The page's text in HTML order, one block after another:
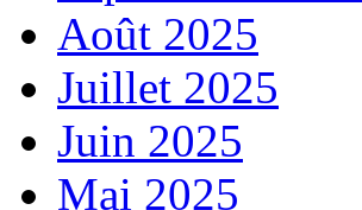
Août 2025
Juillet 2025
Juin 2025
Mai 2025